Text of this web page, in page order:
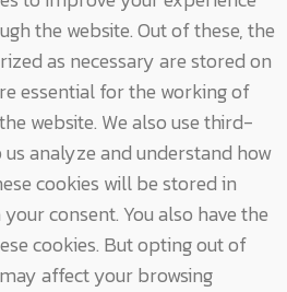
the website. Out of these, the
as necessary are stored on
essential for the working of
website. We also use third-
analyze and understand how
cookies will be stored in
consent. You also have the
cookies. But opting out of
affect your browsing